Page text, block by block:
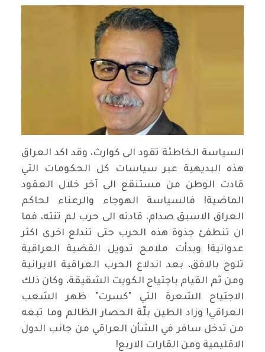
السياسة الخاطئة تقود الى كوارث، وقد اكد العراق
هذه البديهية عبر سياسات كل الحكومات التي
قادت الوطن من مستنقع الى آخر خلال العقود
الماضية! فالسياسة الهوجاء والرعناء لحاكم
العراق الاسبق صدام، قادته الى حرب لم تنته، فما
ان تنطفئ جذوة هذه الحرب حتى تندلع اخرى اكثر
عدوانية! وبدأت ملامح تدويل القضية العراقية
تلوح بالافق، بعد اندلاع الحرب العراقية الايرانية
ومن ثم القيام باجتياح الكويت الشقيقة، وكان ذلك
الاجتياح الشعرة التي "كسرت" ظهر الشعب
العراقي! وزاد الطين بلّة الحصار الظالم وما تبعه
من تدخل سافر في الشأن العراقي من جانب الدول
الاقليمية ومن القارات الاربع!